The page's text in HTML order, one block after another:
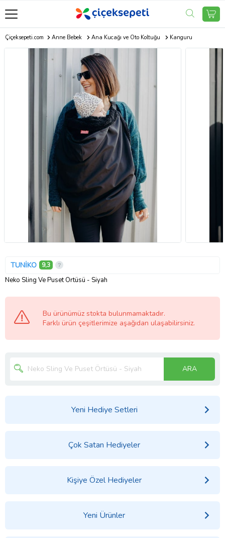
Çiçeksepeti.com Anne Bebek Ana Kucağı ve Oto Koltuğu Kanguru
TUNİKO 9,3
Neko Sling Ve Puset Örtüsü - Siyah
Bu ürünümüz stokta bulunmamaktadır.
Farklı ürün çeşitlerimize aşağıdan ulaşabilirsiniz.
ARA
Yeni Hediye Setleri
Çok Satan Hediyeler
Kişiye Özel Hediyeler
Yeni Ürünler